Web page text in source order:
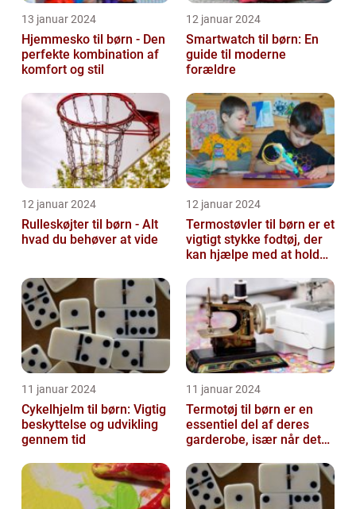
13 januar 2024
Hjemmesko til børn - Den
perfekte kombination af
komfort og stil
12 januar 2024
Smartwatch til børn: En
guide til moderne
forældre
12 januar 2024
Rulleskøjter til børn - Alt
hvad du behøver at vide
12 januar 2024
Termostøvler til børn er et
vigtigt stykke fodtøj, der
kan hjælpe med at holde
11 januar 2024
Cykelhjelm til børn: Vigtig
beskyttelse og udvikling
gennem tid
11 januar 2024
Termotøj til børn er en
essentiel del af deres
garderobe, især når det
og ak...